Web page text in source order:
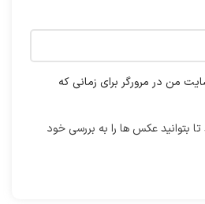
من در مرورگر برای زمانی که
بتوانید عکس ها را به بررسی خود